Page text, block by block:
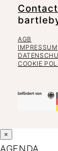
AGB
IMPRESSUM
COOKIE
×
AGENDA